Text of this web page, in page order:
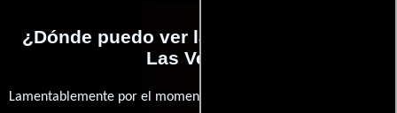
¿Dónde puedo ver la películas Stealing
Las Vegas?
Lamentablemente por el momento no contamos con enlaces a